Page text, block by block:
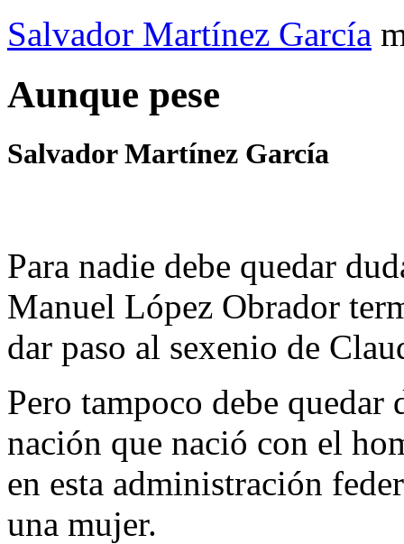
Salvador Martínez García
Aunque pese
Salvador Martínez García
Para nadie debe quedar
Manuel López Obrador
dar paso al sexenio de
Pero tampoco debe quedar
nación que nació con el
en esta administración
una mujer.